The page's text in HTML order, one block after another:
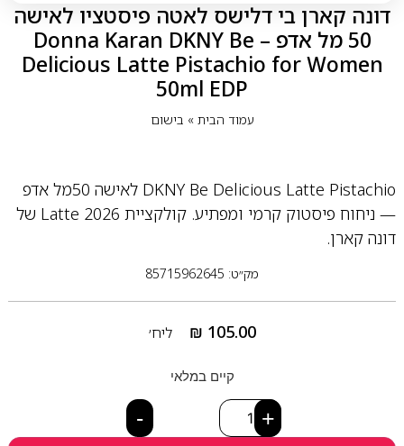
דונה קארן בי דלישס לאטה פיסטציו לאישה
50 מל אדפ – Donna Karan DKNY Be
Delicious Latte Pistachio for Women
50ml EDP
עמוד הבית» בישום
DKNY Be Delicious Latte Pistachio לאישה 50מל אדפ
— ניחוח פיסטוק קרמי ומפתיע. קולקציית Latte 2026 של
דונה קארן.
מק״ט: 85715962645
₪ 105.00 ליח׳
קיים במלאי
- +